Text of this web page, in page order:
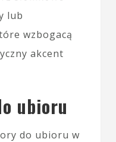
lub
wzbogacą
akcent
ubioru
do ubioru w